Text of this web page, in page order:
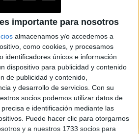
importante para nosotros
almacenamos y/o accedemos a
como cookies, y procesamos
identificadores únicos e información
dispositivo para publicidad y contenido
de publicidad y contenido,
y desarrollo de servicios. Con su
socios podemos utilizar datos de
e identificación mediante las
Puede hacer clic para otorgarnos
y a nuestros 1733 socios para
Caras Noticias
Parabrisas
Lunateen Break BATimes
- Todos los derechos reservados
Intelectual: Nro. 5346433